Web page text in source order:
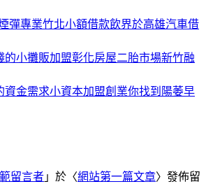
彈專業竹北小額借款飲界於高雄汽車借
的小攤販加盟彰化房屋二胎市場新竹融
資金需求小資本加盟創業你找到陽萎早
留言者 」於〈網站第一篇文章〉發佈留